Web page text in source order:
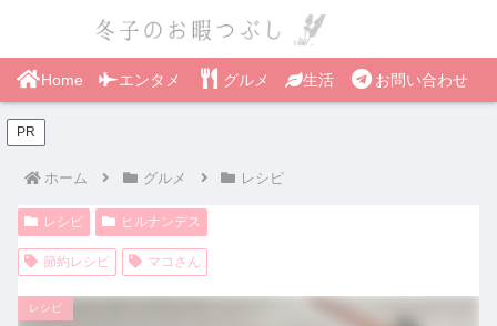
Home エンタメ グルメ 生活 お問い合わせ
PR
ホーム グルメ レシピ
レシピ ヒルナンデス
節約レシピ マコさん
レシピ